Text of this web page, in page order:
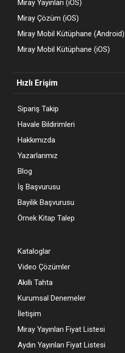
Miray Yayınları (iOS)
Miray Çözüm (iOS)
Miray Mobil Kütüphane (Android)
Miray Mobil Kütüphane (iOS)
Hızlı Erişim
Sipariş Takip
Havale Bildirimleri
Hakkımızda
Yazarlarımız
Blog
İş Başvurusu
Bayilik Başvurusu
Örnek Kitap Talep
Kataloglar
Video Çözümler
Akıllı Tahta
Kurumsal Denemeler
İletişim
Miray Yayınları Fiyat Listesi
Aydın Yayınları Fiyat Listesi